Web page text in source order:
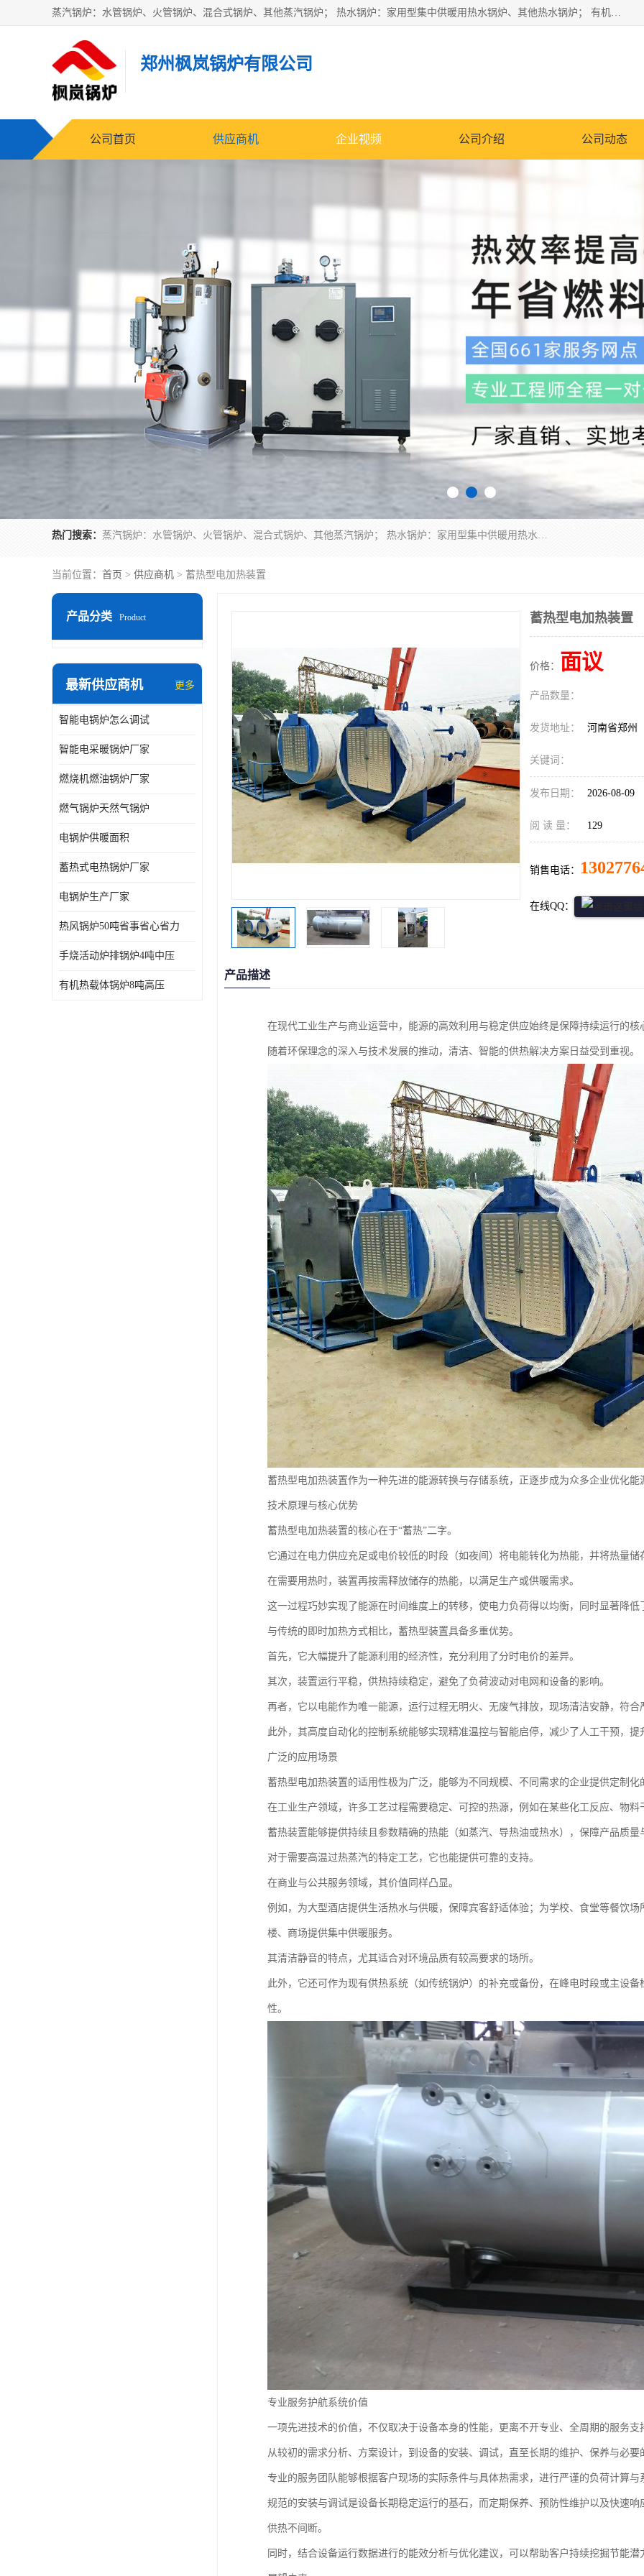
蒸汽锅炉：水管锅炉、火管锅炉、混合式锅炉、其他蒸汽锅炉； 热水锅炉：家用型集中供暖用热水锅炉、其他热水锅炉； 有机热载体锅炉； 船用蒸汽锅炉； （锅炉用辅助设备及装置）蒸汽冷凝器：表面冷凝器、混合式冷凝器、空冷式冷凝器、其他蒸汽冷凝器； 锅炉用辅助设备：节热器、蒸汽收集器、蓄能器、烟垢清除器、气体回收器、泥渣刮除器、空气预热器、其他锅炉用辅助设备；
郑州枫岚锅炉有限公司
公司首页 供应商机 企业视频 公司介绍 公司动态
热门搜索： 蒸汽锅炉：水管锅炉、火管锅炉、混合式锅炉、其他蒸汽锅炉； 热水锅炉：家用型集中供暖用热水锅炉、其他热水锅炉； 有机热载体锅炉； 船用蒸汽锅炉； （锅炉用辅助设备及装置）蒸汽冷凝器：表面冷凝器、混合式冷凝器、空冷式冷凝器、其他蒸汽冷凝器； 锅炉用辅助设备：节热器、蒸汽收集器、蓄能器、烟垢清除器、气体回收器、泥渣刮除器、空气预热器、其他锅炉用辅助设备；
当前位置： 首页 > 供应商机 > 蓄热型电加热装置
产品分类 Product
最新供应商机 更多
智能电锅炉怎么调试
智能电采暖锅炉厂家
燃烧机燃油锅炉厂家
燃气锅炉天然气锅炉
电锅炉供暖面积
蓄热式电热锅炉厂家
电锅炉生产厂家
热风锅炉50吨省事省心省力
手烧活动炉排锅炉4吨中压
有机热载体锅炉8吨高压
蓄热型电加热装置
价格： 面议
产品数量：
发货地址： 河南省郑州
关键词：
发布日期： 2026-08-09
阅 读 量： 129
销售电话：
在线QQ：
产品描述
在现代工业生产与商业运营中，能源的高效利用与稳定供应始终是保障持续运行的核
随着环保理念的深入与技术发展的推动，清洁、智能的供热解决方案日益受到重视。
蓄热型电加热装置作为一种先进的能源转换与存储系统，正逐步成为众多企业优化
技术原理与核心优势
蓄热型电加热装置的核心在于“蓄热”二字。
它通过在电力供应充足或电价较低的时段（如夜间）将电能转化为热能，并将热量
在需要用热时，装置再按需释放储存的热能，以满足生产或供暖需求。
这一过程巧妙实现了能源在时间维度上的转移，使电力负荷得以均衡，同时显著降低
与传统的即时加热方式相比，蓄热型装置具备多重优势。
首先，它大幅提升了能源利用的经济性，充分利用了分时电价的差异。
其次，装置运行平稳，供热持续稳定，避免了负荷波动对电网和设备的影响。
再者，它以电能作为唯一能源，运行过程无明火、无废气排放，现场清洁安静，符合
此外，其高度自动化的控制系统能够实现精准温控与智能启停，减少了人工干预，提
广泛的应用场景
蓄热型电加热装置的适用性极为广泛，能够为不同规模、不同需求的企业提供定制化
在工业生产领域，许多工艺过程需要稳定、可控的热源，例如在某些化工反应、物
蓄热装置能够提供持续且参数精确的热能（如蒸汽、导热油或热水），保障产品质量
对于需要高温过热蒸汽的特定工艺，它也能提供可靠的支持。
在商业与公共服务领域，其价值同样凸显。
例如，为大型酒店提供生活热水与供暖，保障宾客舒适体验；为学校、食堂等餐饮
楼、商场提供集中供暖服务。
其清洁静音的特点，尤其适合对环境品质有较高要求的场所。
此外，它还可作为现有供热系统（如传统锅炉）的补充或备份，在峰电时段或主设
性。
专业服务护航系统价值
一项先进技术的价值，不仅取决于设备本身的性能，更离不开专业、全周期的服务支
从较初的需求分析、方案设计，到设备的安装、调试，直至长期的维护、保养与必
专业的服务团队能够根据客户现场的实际条件与具体热需求，进行严谨的负荷计算
规范的安装与调试是设备长期稳定运行的基石，而定期保养、预防性维护以及快速
供热不间断。
同时，结合设备运行数据进行的能效分析与优化建议，可以帮助客户持续挖掘节能潜